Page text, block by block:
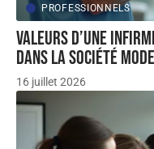
PROFESSIONNELS
Valeurs d’une
dans la société
16 juillet 2026